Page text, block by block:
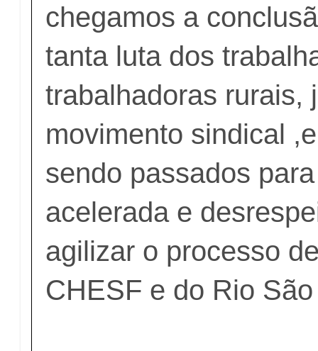
chegamos a
tanta luta dos
trabalhadoras rurais,
movimento sindical
sendo passados
acelerada e
agilizar o processo
CHESF e do Rio